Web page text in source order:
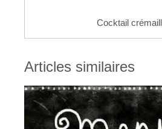
Cocktail
Articles similaires